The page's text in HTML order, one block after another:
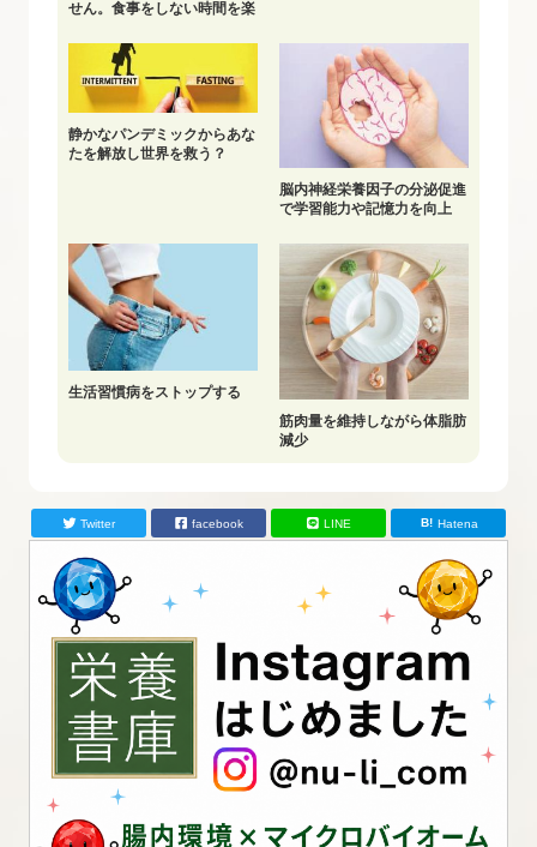
せん。食事をしない時間を楽
静かなパンデミックからあな
たを解放し世界を救う？
脳内神経栄養因子の分泌促進
で学習能力や記憶力を向上
生活習慣病をストップする
筋肉量を維持しながら体脂肪
減少
Twitter facebook LINE Hatena